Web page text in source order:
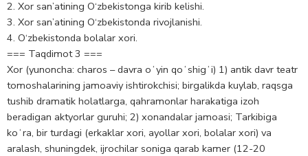
2. Xor san’atining O‘zbekistonga kirib kelishi.
3. Xor san’atining O‘zbekistonda rivojlanishi.
4. O‘zbekistonda bolalar xori.
=== Taqdimot 3 ===
Xor (yunoncha: charos – davra oʻyin qoʻshigʻi) 1) antik davr teatr
tomoshalarining jamoaviy ishtirokchisi; birgalikda kuylab, raqsga
tushib dramatik holatlarga, qahramonlar harakatiga izoh
beradigan aktyorlar guruhi; 2) xonandalar jamoasi; Tarkibiga
koʻra, bir turdagi (erkaklar xori, ayollar xori, bolalar xori) va
aralash, shuningdek, ijrochilar soniga qarab kamer (12-20